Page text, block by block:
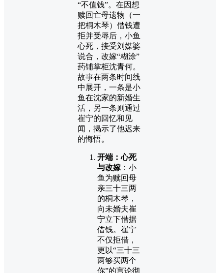
“不值钱”。在因想
赎回亡母遗物（一
把桐木琴）借钱遭
拒并受辱后，小鱼
心死，接受刘媒婆
说合，改嫁“糊涂”
药铺掌柜沈青何。
故事在两条时间线
中展开，一条是小
鱼在沈家的新婚生
活，另一条则通过
崔宁的回忆和见
闻，揭示了他迟来
的悔悟。
开端：心死
与改嫁 ：小
鱼为赎回母
亲三十三两
的桐木琴，
向未婚夫崔
宁立下借据
借钱。崔宁
不仅拒借，
更以“三十三
两够买两个
你”的言论彻